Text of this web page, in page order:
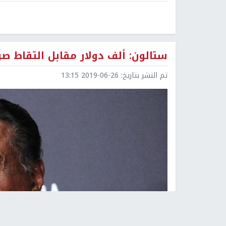
ستالون: ألف دولار مقابل التقاط
تم النشر بتاريخ: 2019-06-26 13:15